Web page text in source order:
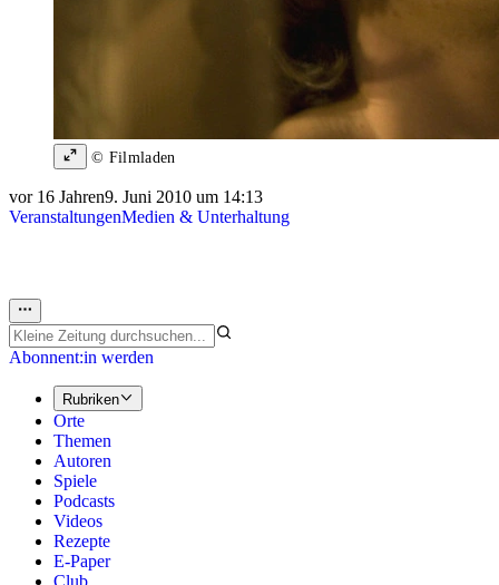
© Filmladen
vor 16 Jahren9. Juni 2010 um 14:13
VeranstaltungenMedien & Unterhaltung
Abonnent:in werden
Rubriken
Orte
Themen
Autoren
Spiele
Podcasts
Videos
Rezepte
E-Paper
Club